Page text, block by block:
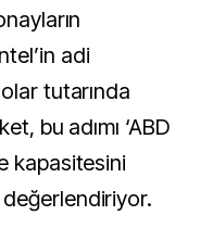
adi
tutarında
bu adımı ‘ABD
kapasitesini